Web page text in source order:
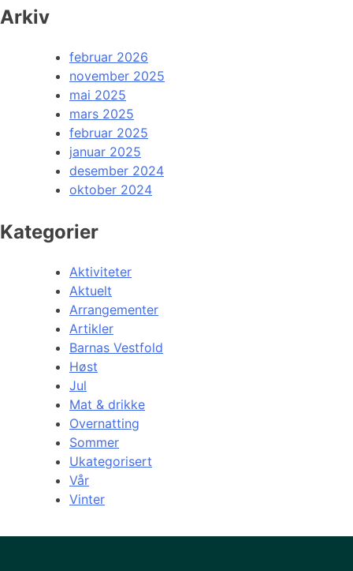
Arkiv
februar 2026
november 2025
mai 2025
mars 2025
februar 2025
januar 2025
desember 2024
oktober 2024
Kategorier
Aktiviteter
Aktuelt
Arrangementer
Artikler
Barnas Vestfold
Høst
Jul
Mat & drikke
Overnatting
Sommer
Ukategorisert
Vår
Vinter